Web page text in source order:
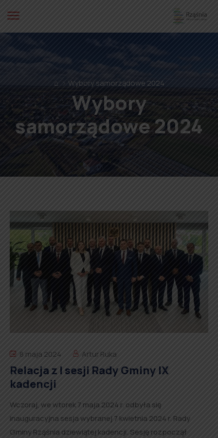
⌂ Wybory samorządowe 2024
Wybory
samorządowe 2024
8 maja 2024 Artur Ruka
Relacja z I sesji Rady Gminy IX
kadencji
Wczoraj, we wtorek 7 maja 2024 r. odbyła się
inauguracyjna sesja wybranej 7 kwietnia 2024 r. Rady
Gminy Rząśnia dziewiątej kadencji. Sesję rozpoczął